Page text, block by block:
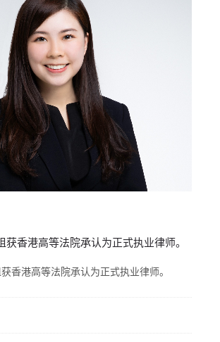
获香港高等法院承认为正式执业律师。
香港高等法院承认为正式执业律师。